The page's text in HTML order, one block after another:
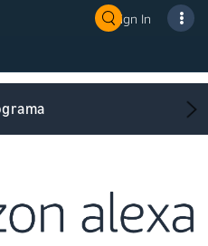
Sign In